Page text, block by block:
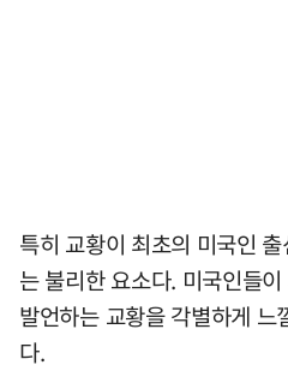
특히 교황이 최초의 미국인
는 불리한 요소다. 미국인들
발언하는 교황을 각별하게 느
다.